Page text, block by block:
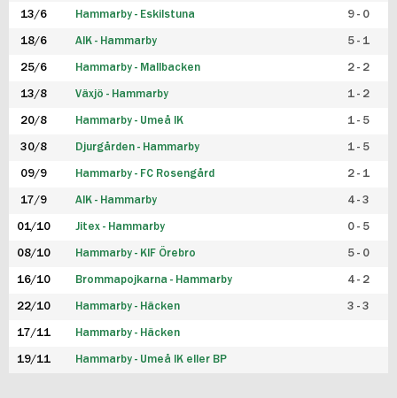
13/6 Hammarby - Eskilstuna 9 - 0
18/6 AIK - Hammarby 5 - 1
25/6 Hammarby - Mallbacken 2 - 2
13/8 Växjö - Hammarby 1 - 2
20/8 Hammarby - Umeå IK 1 - 5
30/8 Djurgården - Hammarby 1 - 5
09/9 Hammarby - FC Rosengård 2 - 1
17/9 AIK - Hammarby 4 - 3
01/10 Jitex - Hammarby 0 - 5
08/10 Hammarby - KIF Örebro 5 - 0
16/10 Brommapojkarna - Hammarby 4 - 2
22/10 Hammarby - Häcken 3 - 3
17/11 Hammarby - Häcken
19/11 Hammarby - Umeå IK eller BP